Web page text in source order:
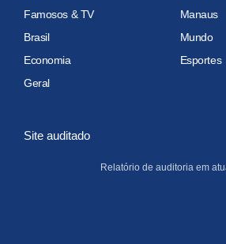
Famosos & TV
Manaus
Brasil
Mundo
Economia
Esportes
Geral
Site auditado
Relatório de auditoria em